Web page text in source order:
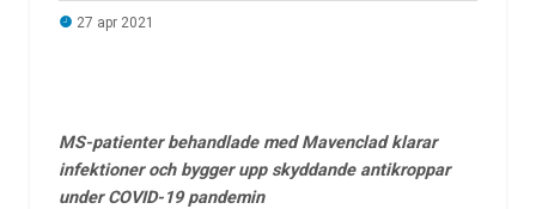
27 apr 2021
MS-patienter behandlade med Mavenclad klarar
infektioner och bygger upp skyddande antikroppar
under COVID-19 pandemin